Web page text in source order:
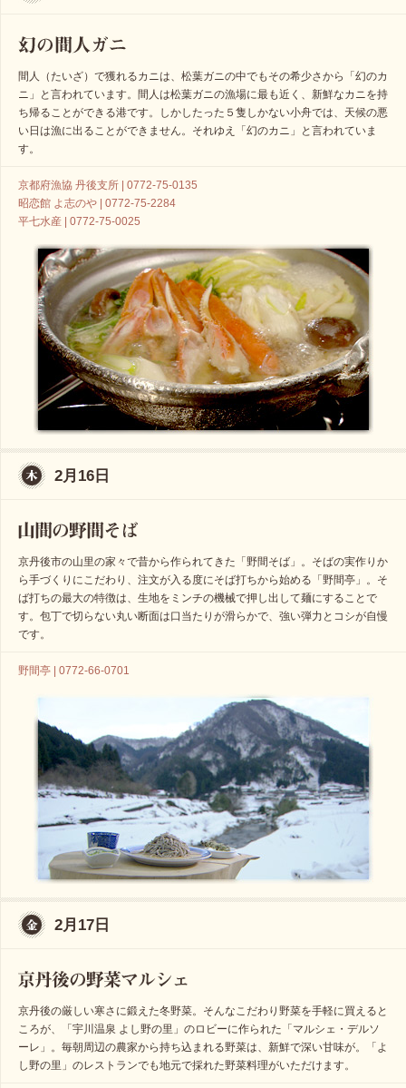
間人（たいざ）で獲れるカニは、松葉ガニの中でもその希少さから「幻のカ
ニ」と言われています。間人は松葉ガニの漁場に最も近く、新鮮なカニを持
ち帰ることができる港です。しかしたった５隻しかない小舟では、天候の悪
い日は漁に出ることができません。それゆえ「幻のカニ」と言われていま
す。
京都府漁協 丹後支所 | 0772-75-0135
昭恋館 よ志のや | 0772-75-2284
平七水産 | 0772-75-0025
2月16日
京丹後市の山里の家々で昔から作られてきた「野間そば」。そばの実作りか
ら手づくりにこだわり、注文が入る度にそば打ちから始める「野間亭」。そ
ば打ちの最大の特徴は、生地をミンチの機械で押し出して麺にすることで
す。包丁で切らない丸い断面は口当たりが滑らかで、強い弾力とコシが自慢
です。
野間亭 | 0772-66-0701
2月17日
京丹後の厳しい寒さに鍛えた冬野菜。そんなこだわり野菜を手軽に買えると
ころが、「宇川温泉 よし野の里」のロビーに作られた「マルシェ・デルソ
ーレ」。毎朝周辺の農家から持ち込まれる野菜は、新鮮で深い甘味が。「よ
し野の里」のレストランでも地元で採れた野菜料理がいただけます。